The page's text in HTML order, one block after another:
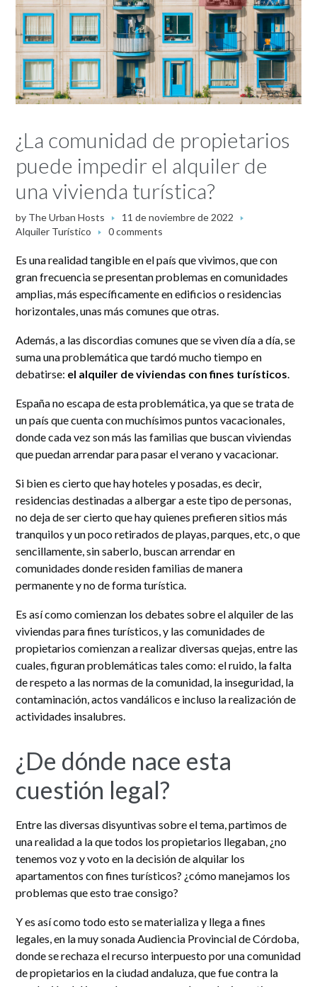
¿La comunidad de propietarios
puede impedir el alquiler de
una vivienda turística?
by The Urban Hosts
11 de noviembre de 2022
Alquiler Turístico
0 comments
Es una realidad tangible en el país que vivimos, que con
gran frecuencia se presentan problemas en comunidades
amplias, más específicamente en edificios o residencias
horizontales, unas más comunes que otras.
Además, a las discordias comunes que se viven día a día, se
suma una problemática que tardó mucho tiempo en
debatirse: el alquiler de viviendas con fines turísticos
España no escapa de esta problemática, ya que se trata de
un país que cuenta con muchísimos puntos vacacionales,
donde cada vez son más las familias que buscan viviendas
que puedan arrendar para pasar el verano y vacacionar.
Si bien es cierto que hay hoteles y posadas, es decir,
residencias destinadas a albergar a este tipo de personas,
no deja de ser cierto que hay quienes prefieren sitios más
tranquilos y un poco retirados de playas, parques, etc, o que
sencillamente, sin saberlo, buscan arrendar en
comunidades donde residen familias de manera
permanente y no de forma turística.
Es así como comienzan los debates sobre el alquiler de las
viviendas para fines turísticos, y las comunidades de
propietarios comienzan a realizar diversas quejas, entre las
cuales, figuran problemáticas tales como: el ruido, la falta
de respeto a las normas de la comunidad, la inseguridad, la
contaminación, actos vandálicos e incluso la realización de
actividades insalubres.
¿De dónde nace esta
cuestión legal?
Entre las diversas disyuntivas sobre el tema, partimos de
una realidad a la que todos los propietarios llegaban, ¿no
tenemos voz y voto en la decisión de alquilar los
apartamentos con fines turísticos? ¿cómo manejamos los
problemas que esto trae consigo?
Y es así como todo esto se materializa y llega a fines
legales, en la muy sonada Audiencia Provincial de Córdoba,
donde se rechaza el recurso interpuesto por una comunidad
de propietarios en la ciudad andaluza, que fue contra la